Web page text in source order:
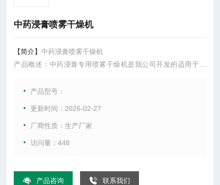
中药浸膏喷雾干燥机
【简介】 中药浸膏喷雾干燥机
产品概述：中药浸膏专用喷雾干燥机是我公司开发的适用于熔
焦化、不易吸潮等特点
产品型号：
更新时间：2026-02-27
厂商性质：生产厂家
访问量：448
产品咨询 联系我们